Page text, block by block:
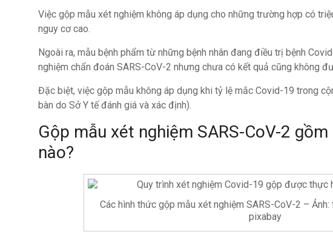
Việc gộp mẫu xét nghiệm không áp dụng cho những trường hợp có
nguy cơ cao.
Ngoài ra, mẫu bệnh phẩm từ những bệnh nhân đang điều trị bệnh
nghiệm chẩn đoán SARS-CoV-2 nhưng chưa có kết quả cũng không
Đặc biệt, việc gộp mẫu không áp dụng khi tỷ lệ mắc Covid-19 trong
bàn do Sở Y tế đánh giá và xác định).
Gộp mẫu xét nghiệm SARS-CoV-2
nào?
Các hình thức gộp mẫu xét nghiệm SARS-CoV-2 –
pixabay